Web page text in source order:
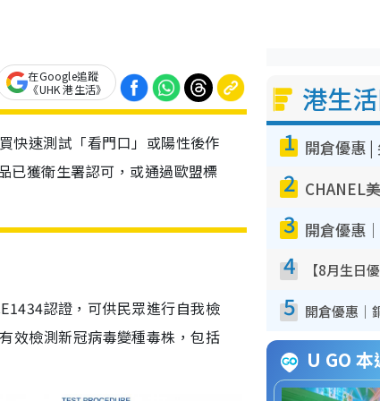
在Google追蹤
《UHK 港生活》
快速測試「看門口」或陽性後作
已獲衛生署認可，或通過歐盟標
認證，可供民眾進行自我檢
效檢測新冠病毒變種毒株，包括
港生
1
2
3
4
5
U GO